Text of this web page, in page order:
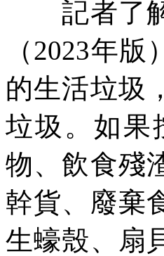
記者了解
（2023年
的生活垃圾
垃圾。如果
物、飲食殘
幹貨、廢棄
生蠔殼、扇